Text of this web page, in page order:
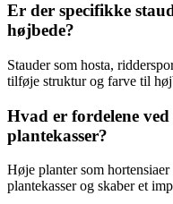
Er der specifikke
højbede?
Stauder som hosta,
tilføje struktur og farve til
Hvad er fordelene
plantekasser?
Høje planter som
plantekasser og skaber et